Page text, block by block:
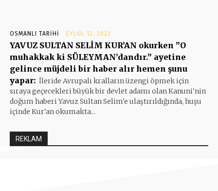
OSMANLI TARIHI EYLÜL 12, 2022
YAVUZ SULTAN SELİM KUR’AN okurken ”O
muhakkak ki SÜLEYMAN’dandır.” ayetine
gelince müjdeli bir haber alır hemen şunu
yapar: İleride Avrupalı kralların üzengi öpmek için
sıraya geçecekleri büyük bir devlet adamı olan Kanuni'nin
doğum haberi Yavuz Sultan Selim'e ulaştırıldığında, huşu
içinde Kur'an okumakta...
REKLAM